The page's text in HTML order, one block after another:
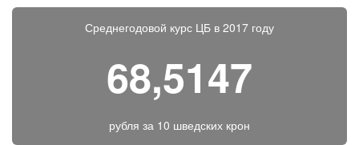
Среднегодовой курс ЦБ в 2017 году
68,5147
рубля за 10 шведских крон